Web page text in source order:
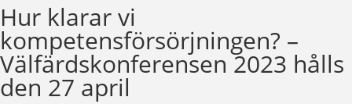
Hur klarar vi
kompetensförsörjningen? –
Välfärdskonferensen 2023 hålls
den 27 april